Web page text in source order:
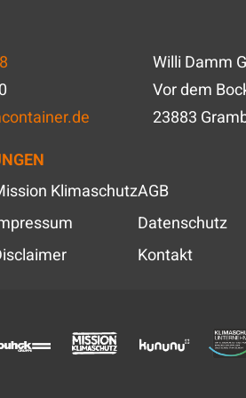
Willi Damm
Vor dem
23883
KlimaschutzAGB
Datenschutz
Kontakt